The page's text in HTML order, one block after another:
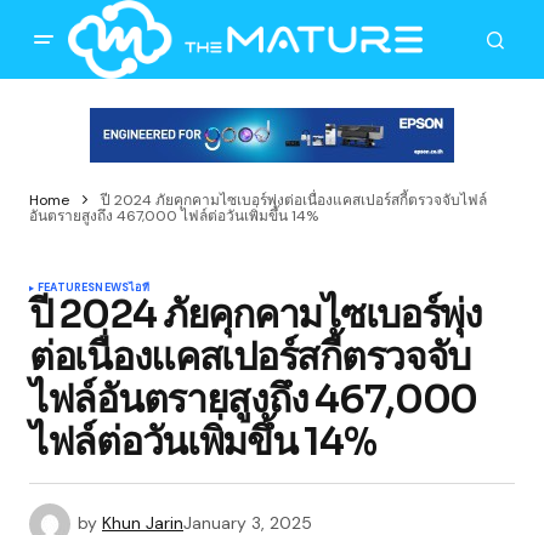
Home
ปี 2024 ภัยคุกคามไซเบอร์พุ่งต่อเนื่องแคสเปอร์สกี้ตรวจจับไฟล์
อันตรายสูงถึง 467,000 ไฟล์ต่อวันเพิ่มขึ้น 14%
FEATURESNEWSไอที
ปี 2024 ภัยคุกคามไซเบอร์พุ่ง
ต่อเนื่องแคสเปอร์สกี้ตรวจจับ
ไฟล์อันตรายสูงถึง 467,000
ไฟล์ต่อวันเพิ่มขึ้น 14%
by Khun JarinJanuary 3, 2025